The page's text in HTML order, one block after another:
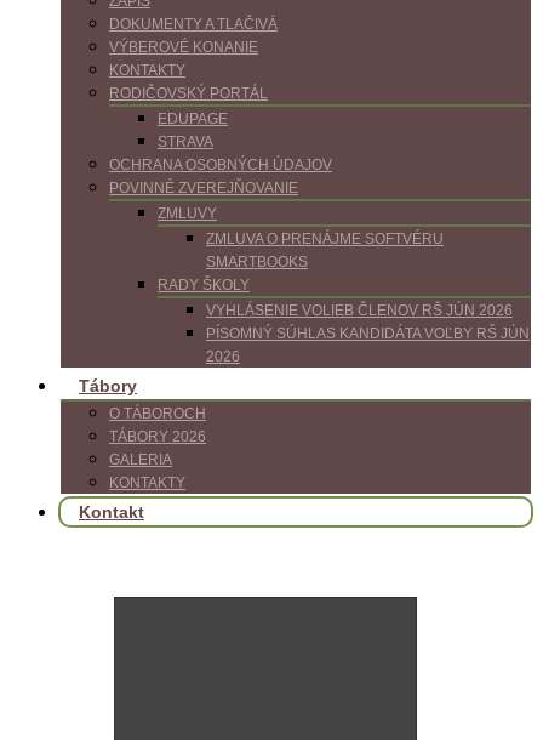
DOKUMENTY A TLAČIVÁ
VÝBEROVÉ KONANIE
KONTAKTY
RODIČOVSKÝ PORTÁL
EDUPAGE
STRAVA
OCHRANA OSOBNÝCH ÚDAJOV
POVINNÉ ZVEREJŇOVANIE
ZMLUVY
ZMLUVA O PRENÁJME SOFTVÉRU
SMARTBOOKS
RADY ŠKOLY
VYHLÁSENIE VOLIEB ČLENOV RŠ JÚN 2026
PÍSOMNÝ SÚHLAS KANDIDÁTA VOĽBY RŠ JÚN
2026
Tábory
O TÁBOROCH
TÁBORY 2026
GALERIA
KONTAKTY
Kontakt